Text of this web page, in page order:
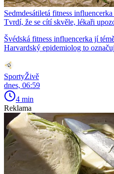
Sedmdesátiletá fitness
Tvrdí, že se cítí skvěle, lékaři
Švédská fitness influencerka jí
Harvardský epidemiolog to
SportyŽivě
dnes, 06:59
4 min
Reklama